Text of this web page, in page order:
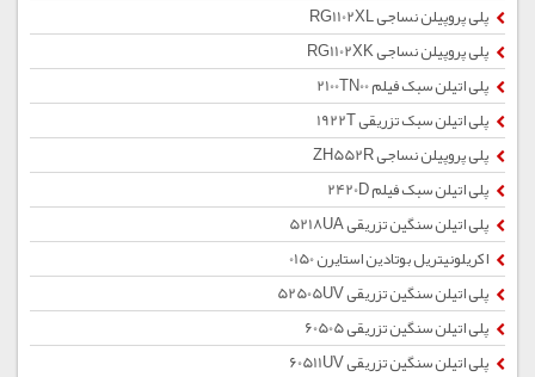
پلی پروپیلن نساجی RG1102XL
پلی پروپیلن نساجی RG1102XK
پلی اتیلن سبک فیلم 2100TN00
پلی اتیلن سبک تزریقی 1922T
پلی پروپیلن نساجی ZH552R
پلی اتیلن سبک فیلم 2420D
پلی اتیلن سنگین تزریقی 5218UA
اکریلونیتریل بوتادین استایرن 0150
پلی اتیلن سنگین تزریقی 52505UV
پلی اتیلن سنگین تزریقی 60505
پلی اتیلن سنگین تزریقی 60511UV